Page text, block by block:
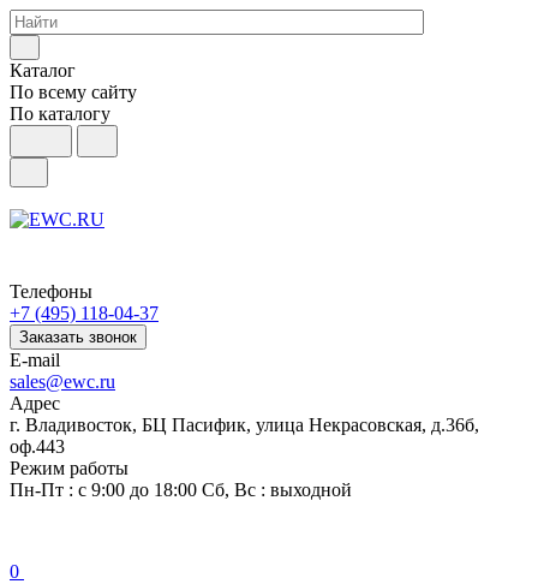
Каталог
По всему сайту
По каталогу
Телефоны
+7 (495) 118-04-37
Заказать звонок
E-mail
sales@ewc.ru
Адрес
г. Владивосток, БЦ Пасифик, улица Некрасовская, д.36б,
оф.443
Режим работы
Пн-Пт : с 9:00 до 18:00 Сб, Вс : выходной
0